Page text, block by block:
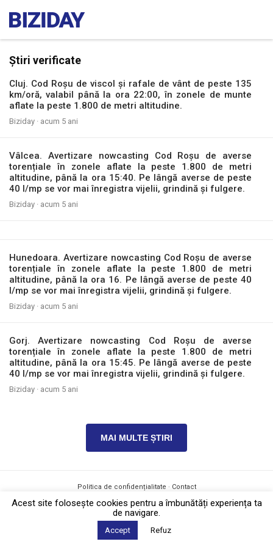
Știri verificate
Cluj. Cod Roșu de viscol și rafale de vânt de peste 135
km/oră, valabil până la ora 22:00, în zonele de munte
aflate la peste 1.800 de metri altitudine.
Biziday · acum 5 ani
Vâlcea. Avertizare nowcasting Cod Roșu de averse
torențiale în zonele aflate la peste 1.800 de metri
altitudine, până la ora 15:40. Pe lângă averse de peste
40 l/mp se vor mai înregistra vijelii, grindină și fulgere.
Biziday · acum 5 ani
Hunedoara. Avertizare nowcasting Cod Roșu de averse
torențiale în zonele aflate la peste 1.800 de metri
altitudine, până la ora 16. Pe lângă averse de peste 40
l/mp se vor mai înregistra vijelii, grindină și fulgere.
Biziday · acum 5 ani
Gorj. Avertizare nowcasting Cod Roșu de averse
torențiale în zonele aflate la peste 1.800 de metri
altitudine, până la ora 15:45. Pe lângă averse de peste
40 l/mp se vor mai înregistra vijelii, grindină și fulgere.
Biziday · acum 5 ani
MAI MULTE ȘTIRI
Politica de confidențialitate · Contact
Acest site foloseşte cookies pentru a îmbunătăți experiența ta
de navigare.
Accept Refuz